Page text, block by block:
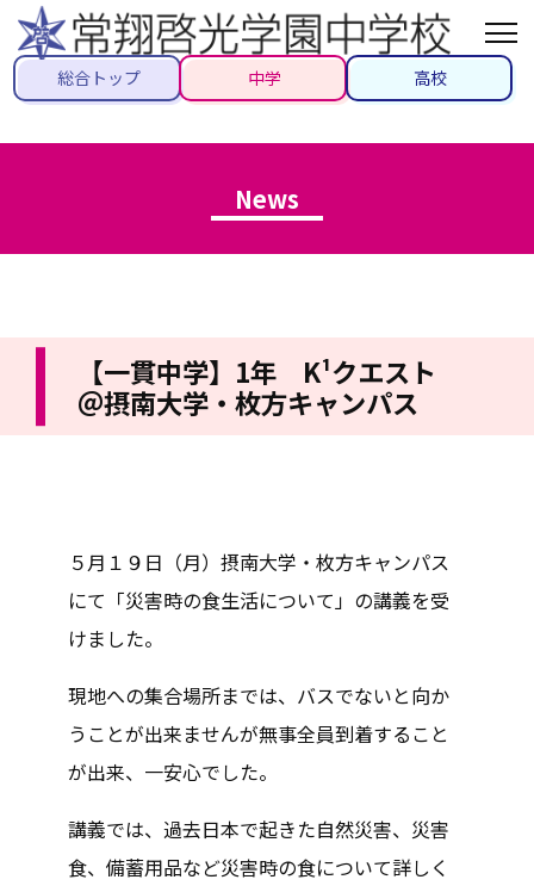
総合トップ 中学 高校
News
【一貫中学】1年 K¹クエスト
＠摂南大学・枚方キャンパス
５月１９日（月）摂南大学・枚方キャンパス
にて「災害時の食生活について」の講義を受
けました。
現地への集合場所までは、バスでないと向か
うことが出来ませんが無事全員到着すること
が出来、一安心でした。
講義では、過去日本で起きた自然災害、災害
食、備蓄用品など災害時の食について詳しく